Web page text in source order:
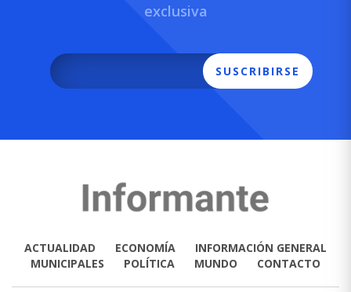
exclusiva
SUSCRIBIRSE
ACTUALIDAD ECONOMÍA
INFORMACIÓN GENERAL
MUNICIPALES
POLÍTICA MUNDO CONTACTO